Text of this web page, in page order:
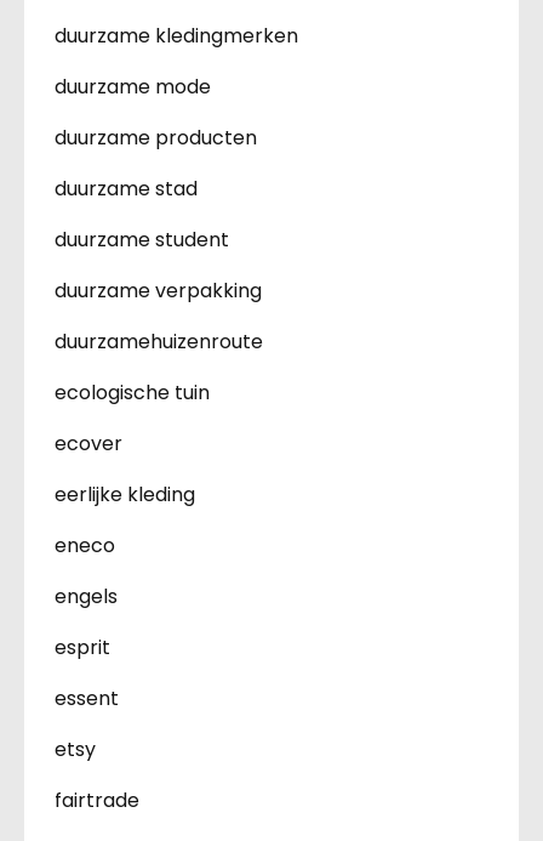
duurzame kledingmerken
duurzame mode
duurzame producten
duurzame stad
duurzame student
duurzame verpakking
duurzamehuizenroute
ecologische tuin
ecover
eerlijke kleding
eneco
engels
esprit
essent
etsy
fairtrade